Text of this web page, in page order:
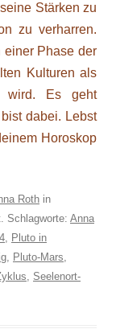
Stärken zu
zu verharren.
einer Phase der
Kulturen als
wird. Es geht
dabei. Lebst
Horoskop
Roth in
Schlagworte: Anna
, Pluto in
, Pluto-Mars,
, Seelenort-